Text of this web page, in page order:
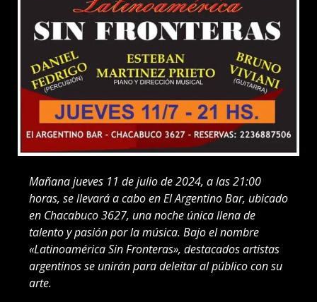
Mañana jueves 11 de julio de 2024, a las 21:00
horas, se llevará a cabo en El Argentino Bar, ubicado
en Chacabuco 3627, una noche única llena de
talento y pasión por la música. Bajo el nombre
«Latinoamérica Sin Fronteras», destacados artistas
argentinos se unirán para deleitar al público con su
arte.